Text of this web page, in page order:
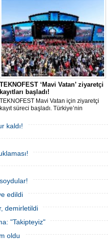
hareketsiz bekleyen binden fazla gemi,
istilacı deniz canlıları için devasa bir
üreme merkezine dönüşmüş durumda.
TEKNOFEST ‘Mavi Vatan’ ziyaretçi
kayıtları başladı!
TEKNOFEST Mavi Vatan için ziyaretçi
kayıt süreci başladı. Türkiye’nin
odaklanan etkinliği, 20-23 Ağustos
tarihleri arasında Gölcük Tersanesi
Komutanlığı’nda gerçekleştirilecek.
kaldı!
edildi
demirletildi
"Takipteyiz"
oldu